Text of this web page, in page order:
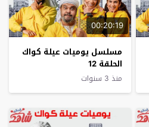
00:20:19
مسلسل يوميات عيلة كواك
الحلقة 12
منذ 3 سنوات